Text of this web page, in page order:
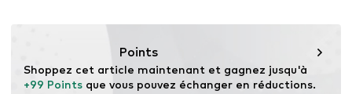
Points
+99 Points que vous pouvez échanger en réductions.